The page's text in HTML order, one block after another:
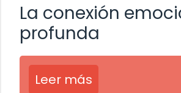
La conexión
profunda
Leer más